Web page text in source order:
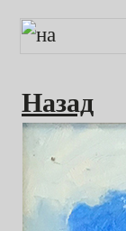
Назад